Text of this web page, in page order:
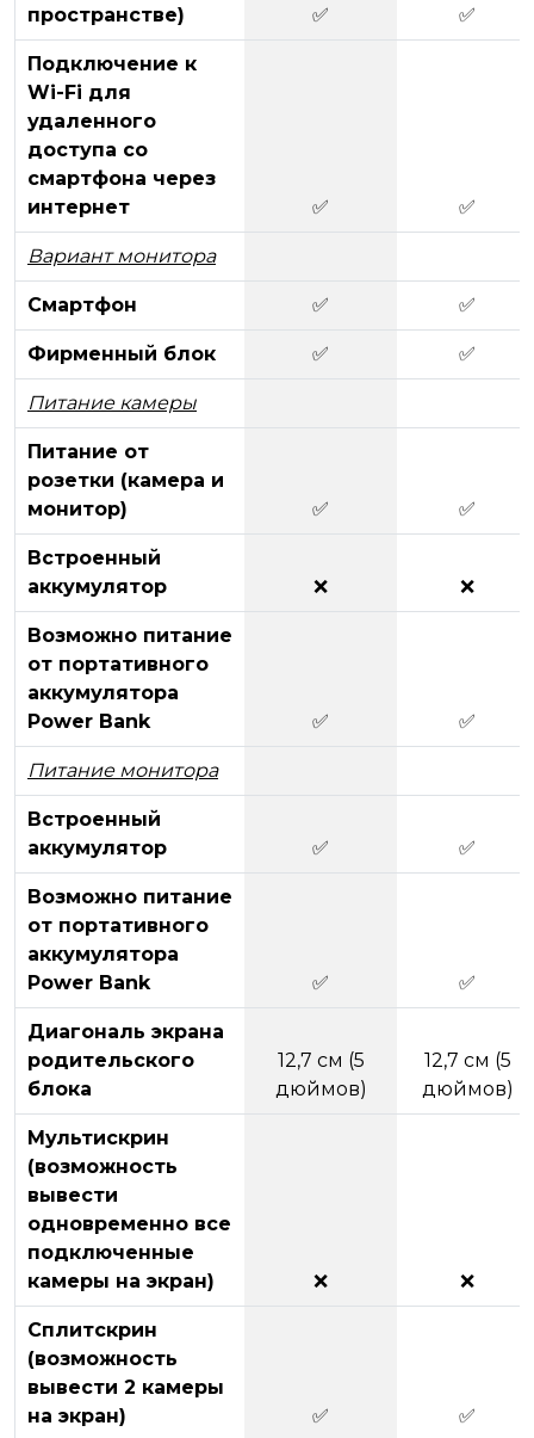
пространстве)
✅ ✅
Подключение к
Wi-Fi для
удаленного
доступа со
смартфона через
интернет
✅ ✅
Вариант монитора
Смартфон ✅ ✅
Фирменный блок ✅ ✅
Питание камеры
Питание от
розетки (камера и
монитор)
✅ ✅
Встроенный
аккумулятор
❌ ❌
Возможно питание
от портативного
аккумулятора
Power Bank
✅ ✅
Питание монитора
Встроенный
аккумулятор
✅ ✅
Возможно питание
от портативного
аккумулятора
Power Bank
✅ ✅
Диагональ экрана
родительского
блока
12,7 см (5
дюймов)
12,7 см (5
дюймов)
Мультискрин
(возможность
вывести
одновременно все
подключенные
камеры на экран)
❌ ❌
Сплитскрин
(возможность
вывести 2 камеры
на экран)
✅ ✅